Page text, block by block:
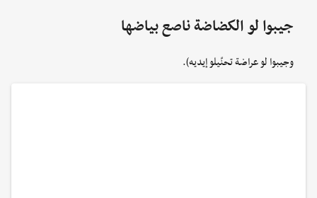
جيبوا لو الكضاضة ناصع بياضها
وجيبوا لو عراضة تحنّيلو إيديه).